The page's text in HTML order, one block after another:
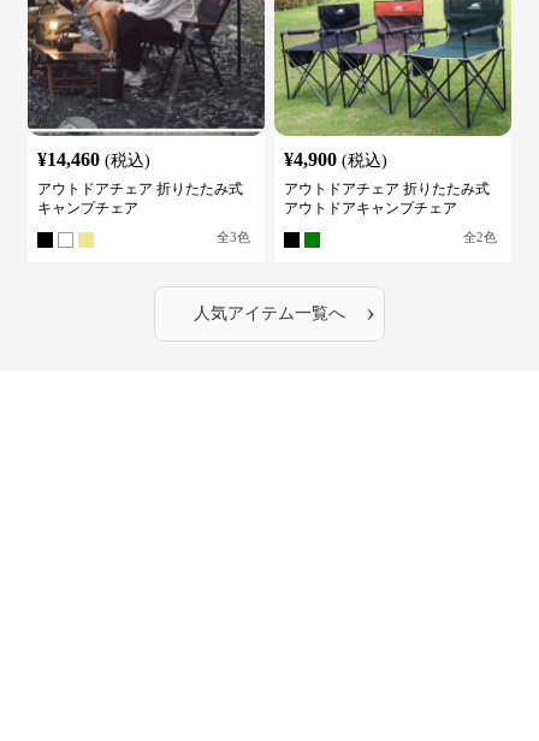
¥14,460 (税込)
アウトドアチェア 折りたたみ式
キャンプチェア
全3色
¥4,900 (税込)
アウトドアチェア 折りたたみ式
アウトドアキャンプチェア
全2色
人気アイテム一覧へ ›